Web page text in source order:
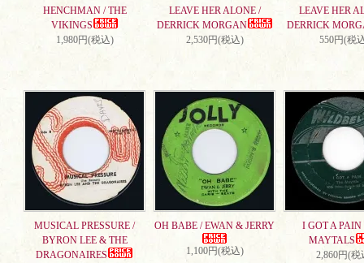
HENCHMAN / THE
VIKINGS
1,980円(税込)
LEAVE HER ALONE /
DERRICK MORGAN
2,530円(税込)
LEAVE HER
DERRICK
550円(税
MUSICAL PRESSURE /
BYRON LEE & THE
DRAGONAIRES
OH BABE / EWAN & JERRY
1,100円(税込)
I GOT A PAIN
MAYTALS
2,860円(税